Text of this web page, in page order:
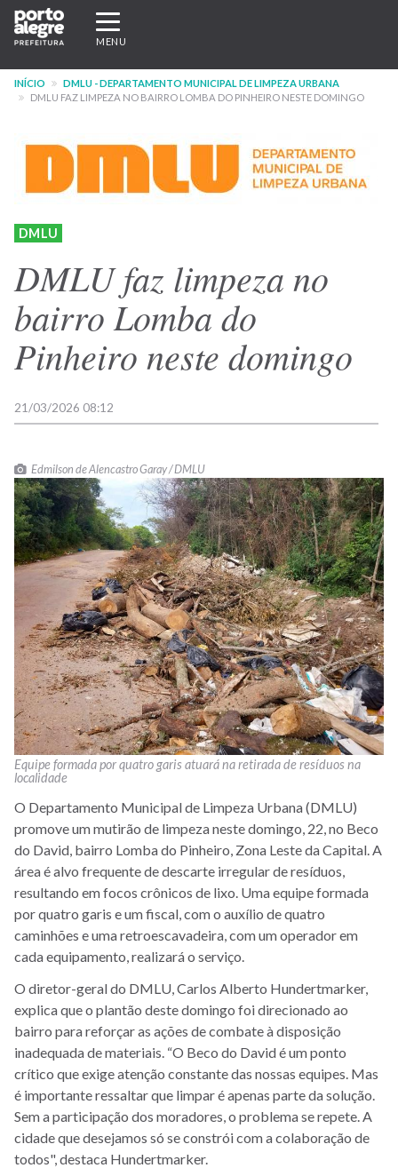
Pular
para
conteúdo
principal
Expandir/recolher
navegação
MENU
INÍCIO
DMLU - DEPARTAMENTO MUNICIPAL DE LIMPEZA URBANA
DMLU FAZ LIMPEZA NO BAIRRO LOMBA DO PINHEIRO NESTE DOMINGO
DMLU
DMLU faz limpeza no
bairro Lomba do
Pinheiro neste domingo
21/03/2026 08:12
Edmilson de Alencastro Garay / DMLU
Equipe formada por quatro garis atuará na retirada de resíduos na
localidade
O Departamento Municipal de Limpeza Urbana (DMLU)
promove um mutirão de limpeza neste domingo, 22, no Beco
do David, bairro Lomba do Pinheiro, Zona Leste da Capital. A
área é alvo frequente de descarte irregular de resíduos,
resultando em focos crônicos de lixo. Uma equipe formada
por quatro garis e um fiscal, com o auxílio de quatro
caminhões e uma retroescavadeira, com um operador em
cada equipamento, realizará o serviço.
O diretor-geral do DMLU, Carlos Alberto Hundertmarker,
explica que o plantão deste domingo foi direcionado ao
bairro para reforçar as ações de combate à disposição
inadequada de materiais. “O Beco do David é um ponto
crítico que exige atenção constante das nossas equipes. Mas
é importante ressaltar que limpar é apenas parte da solução.
Sem a participação dos moradores, o problema se repete. A
cidade que desejamos só se constrói com a colaboração de
todos", destaca Hundertmarker.